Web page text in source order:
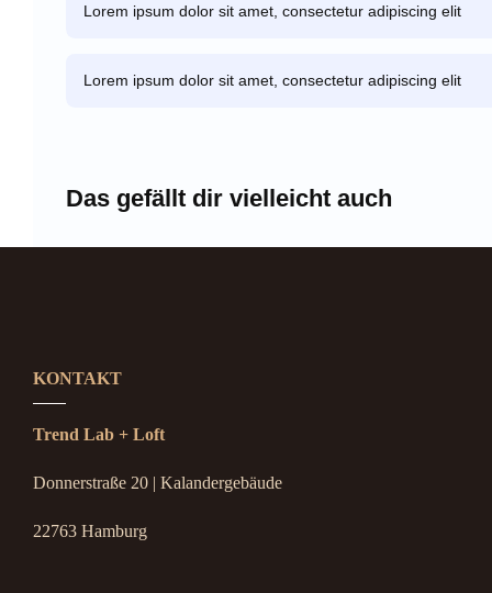
Lorem ipsum dolor sit amet, consectetur adipiscing elit
Lorem ipsum dolor sit amet, consectetur adipiscing elit
Das gefällt dir vielleicht auch
KONTAKT
Trend Lab + Loft
Donnerstraße 20 | Kalandergebäude
22763 Hamburg